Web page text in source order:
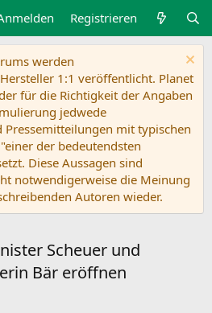
Registrieren
werden
1:1 veröffentlicht. Planet
für die Richtigkeit der Angaben
jedwede
mit typischen
der bedeutendsten
Diese Aussagen sind
notwendigerweise die Meinung
Autoren wieder.
Scheuer und
Bär eröffnen